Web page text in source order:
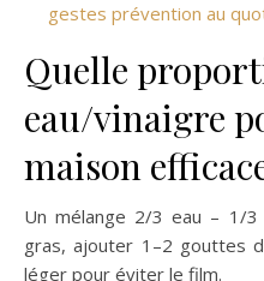
gestes prévention au
Quelle
eau/vinaigre
maison
Un mélange 2/3 eau – 1/
gras, ajouter 1–2 gouttes
léger pour éviter le film.